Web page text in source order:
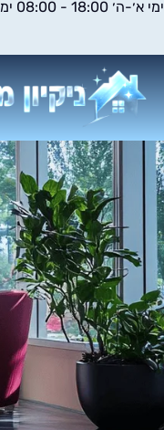
דילוג
ימי א׳-ה׳ 18:00 - 08:00 ימי ו׳ 14:00 - 08:00 שבת וחגים: סגור